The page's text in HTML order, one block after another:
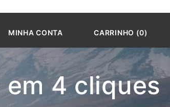
MINHA CONTA CARRINHO (0)
4 cliques